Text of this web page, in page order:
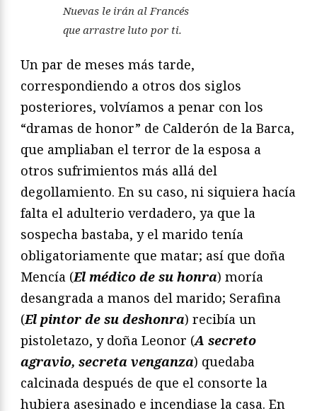
Nuevas le irán al Francés
que arrastre luto por ti.
Un par de meses más tarde,
correspondiendo a otros dos siglos
posteriores, volvíamos a penar con los
“dramas de honor” de Calderón de la Barca,
que ampliaban el terror de la esposa a
otros sufrimientos más allá del
degollamiento. En su caso, ni siquiera hacía
falta el adulterio verdadero, ya que la
sospecha bastaba, y el marido tenía
obligatoriamente que matar; así que doña
Mencía (El médico de su honra) moría
desangrada a manos del marido; Serafina
(El pintor de su deshonra) recibía un
pistoletazo, y doña Leonor (A secreto
agravio, secreta venganza) quedaba
calcinada después de que el consorte la
hubiera asesinado e incendiase la casa. En